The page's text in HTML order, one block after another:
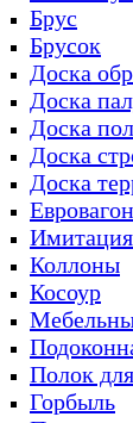
Брус
Брусок
Доска
Доска
Доска
Доска
Доска
Коллоны
Косоур
Полок
Горбыль